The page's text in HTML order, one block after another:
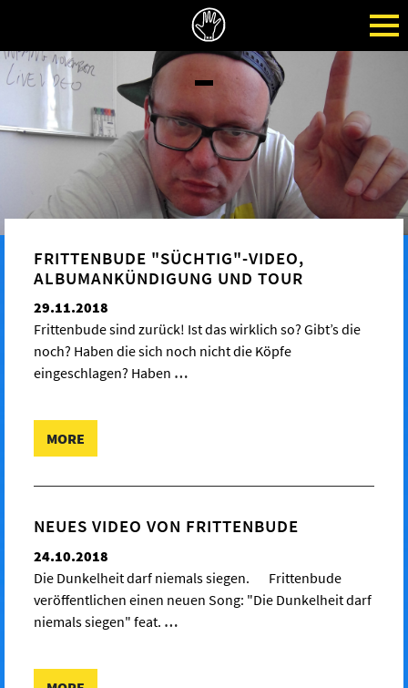
FRITTENBUDE "SÜCHTIG"-VIDEO,
ALBUMANKÜNDIGUNG UND TOUR
29.11.2018
Frittenbude sind zurück! Ist das wirklich so? Gibt’s die
noch? Haben die sich noch nicht die Köpfe
eingeschlagen? Haben …
MORE
NEUES VIDEO VON FRITTENBUDE
24.10.2018
Die Dunkelheit darf niemals siegen. Frittenbude
veröffentlichen einen neuen Song: "Die Dunkelheit darf
niemals siegen" feat. …